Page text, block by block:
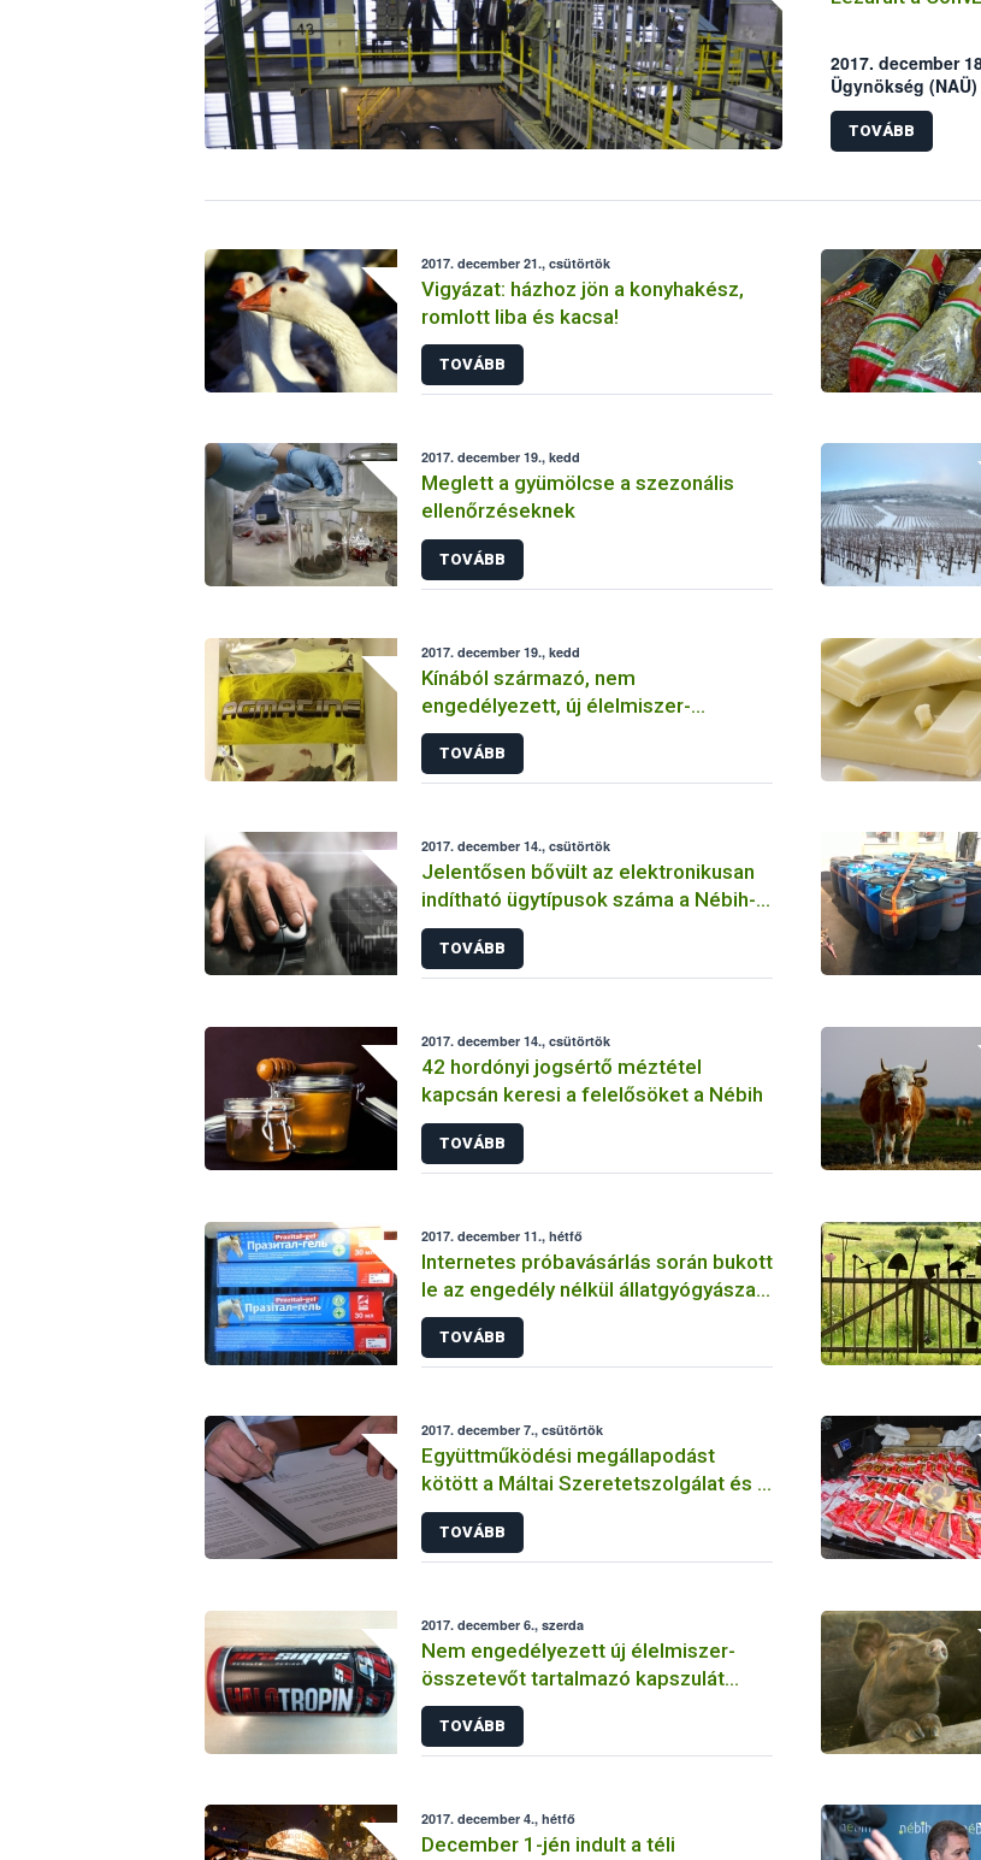
2017. december
Ügynökség
elnevezésű
szimuláció. A
Nemzeti
TOVÁBB
2017. december 21., csütörtök
Vigyázat: házhoz jön a konyhakész,
romlott liba és kacsa!
TOVÁBB
2017. december 19., kedd
Meglett a gyümölcse a szezonális
ellenőrzéseknek
TOVÁBB
2017. december 19., kedd
Kínából származó, nem
engedélyezett, új élelmiszer-
összetevőt tartalmazó készítmény
kerülhetett forgalomba
TOVÁBB
2017. december 14., csütörtök
Jelentősen bővült az elektronikusan
indítható ügytípusok száma a Nébih-
nél
TOVÁBB
2017. december 14., csütörtök
42 hordónyi jogsértő méztétel
kapcsán keresi a felelősöket a Nébih
TOVÁBB
2017. december 11., hétfő
Internetes próbavásárlás során bukott
le az engedély nélkül állatgyógyászati
termékeket forgalmazó
magánszemély
TOVÁBB
2017. december 7., csütörtök
Együttműködési megállapodást
kötött a Máltai Szeretetszolgálat és a
Nébih
TOVÁBB
2017. december 6., szerda
Nem engedélyezett új élelmiszer-
összetevőt tartalmazó kapszulát
árusítanak egy magyar webáruházban
TOVÁBB
2017. december 4., hétfő
December 1-jén indult a téli